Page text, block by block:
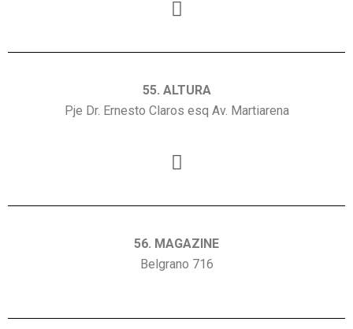
55. ALTURA
Pje Dr. Ernesto Claros esq Av. Martiarena
56. MAGAZINE
Belgrano 716